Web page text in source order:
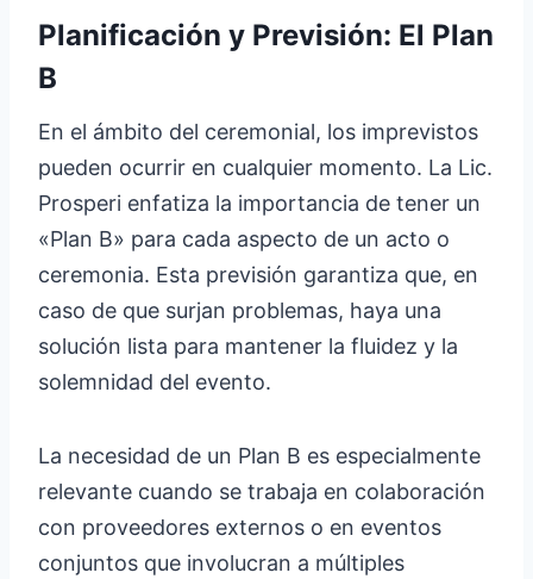
Planificación y Previsión: El Plan
B
En el ámbito del ceremonial, los imprevistos
pueden ocurrir en cualquier momento. La Lic.
Prosperi enfatiza la importancia de tener un
«Plan B» para cada aspecto de un acto o
ceremonia. Esta previsión garantiza que, en
caso de que surjan problemas, haya una
solución lista para mantener la fluidez y la
solemnidad del evento.
La necesidad de un Plan B es especialmente
relevante cuando se trabaja en colaboración
con proveedores externos o en eventos
conjuntos que involucran a múltiples